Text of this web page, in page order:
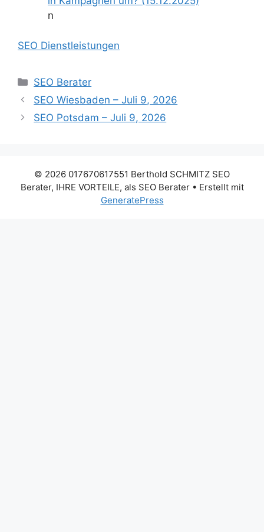
n
SEO Dienstleistungen
Kategorien
SEO Berater
SEO Wiesbaden – Juli 9, 2026
SEO Potsdam – Juli 9, 2026
© 2026 017670617551 Berthold SCHMITZ SEO
Berater, IHRE VORTEILE, als SEO Berater• Erstellt mit
GeneratePress